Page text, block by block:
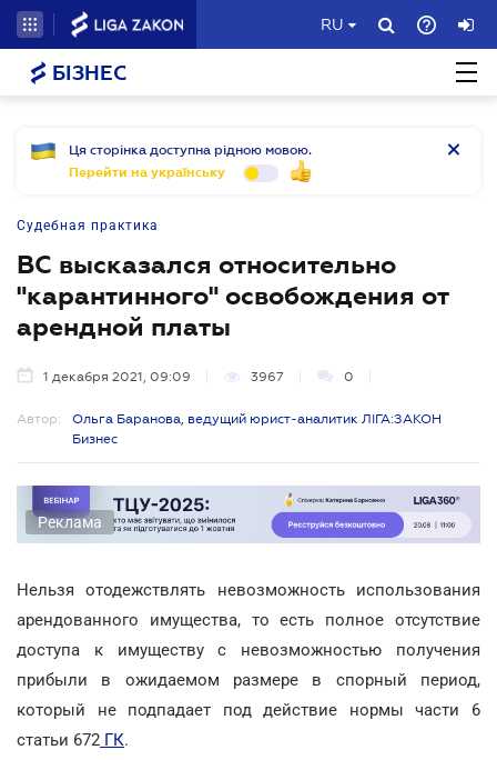
RU
БІЗНЕС
Ця сторінка доступна рідною мовою.
Перейти на українську
Судебная практика
ВС высказался относительно
"карантинного" освобождения от
арендной платы
1 декабря 2021, 09:09 3967 0
Автор:
Ольга Баранова, ведущий юрист-аналитик ЛІГА:ЗАКОН
Бизнес
Реклама
Нельзя отодежствлять невозможность использования
арендованного имущества, то есть полное отсутствие
доступа к имуществу с невозможностью получения
прибыли в ожидаемом размере в спорный период,
который не подпадает под действие нормы части 6
статьи 672 ГК.